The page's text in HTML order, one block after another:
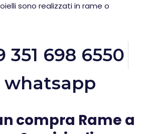
sono realizzati in rame o
351 698 6550
whatsapp
compra Rame a